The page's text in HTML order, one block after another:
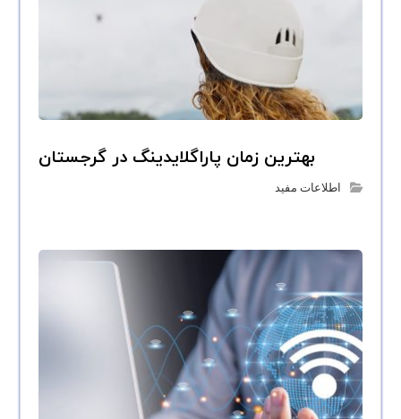
بهترین زمان پاراگلایدینگ در گرجستان
اطلاعات مفید